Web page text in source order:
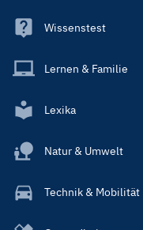
Wissenstest
Lernen & Familie
Lexika
Natur & Umwelt
Technik & Mobilität